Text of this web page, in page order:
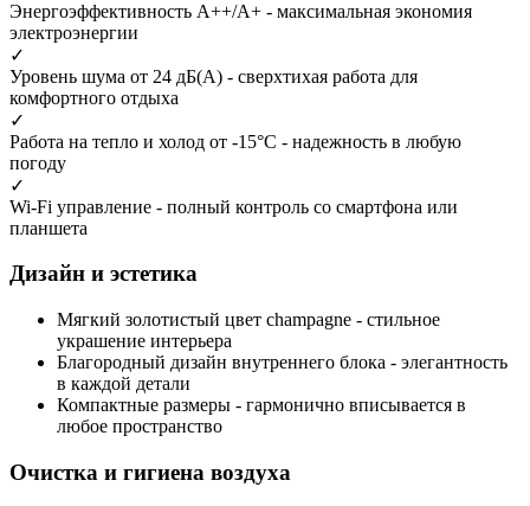
Энергоэффективность А++/А+ - максимальная экономия
электроэнергии
✓
Уровень шума от 24 дБ(А) - сверхтихая работа для
комфортного отдыха
✓
Работа на тепло и холод от -15°С - надежность в любую
погоду
✓
Wi-Fi управление - полный контроль со смартфона или
планшета
Дизайн и эстетика
Мягкий золотистый цвет champagne - стильное
украшение интерьера
Благородный дизайн внутреннего блока - элегантность
в каждой детали
Компактные размеры - гармонично вписывается в
любое пространство
Очистка и гигиена воздуха